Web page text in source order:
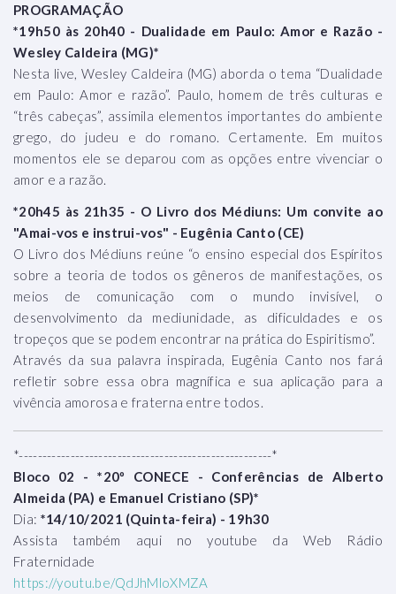
PROGRAMAÇÃO
*19h50 às 20h40 - Dualidade em Paulo: Amor e Razão -
Wesley Caldeira (MG)*
Nesta live, Wesley Caldeira (MG) aborda o tema “Dualidade
em Paulo: Amor e razão”. Paulo, homem de três culturas e
“três cabeças”, assimila elementos importantes do ambiente
grego, do judeu e do romano. Certamente. Em muitos
momentos ele se deparou com as opções entre vivenciar o
amor e a razão.
*20h45 às 21h35 - O Livro dos Médiuns: Um convite ao
"Amai-vos e instrui-vos" - Eugênia Canto (CE)
O Livro dos Médiuns reúne “o ensino especial dos Espíritos
sobre a teoria de todos os gêneros de manifestações, os
meios de comunicação com o mundo invisível, o
desenvolvimento da mediunidade, as dificuldades e os
tropeços que se podem encontrar na prática do Espiritismo”.
Através da sua palavra inspirada, Eugênia Canto nos fará
refletir sobre essa obra magnífica e sua aplicação para a
vivência amorosa e fraterna entre todos.
*------------------------------------------------------*
Bloco 02 - *20º CONECE - Conferências de Alberto
Almeida (PA) e Emanuel Cristiano (SP)*
Dia: *14/10/2021 (Quinta-feira) - 19h30
Assista também aqui no youtube da Web Rádio
Fraternidade
https://youtu.be/QdJhMloXMZA